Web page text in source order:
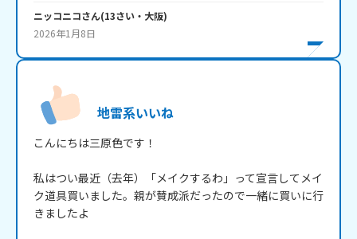
ニッコニコさん(13さい・ 大阪)
2026年1月8日
地雷系いいね
こんにちは三原色です！
私はつい最近（去年）「メイクするわ」って宣言してメイ
ク道具買いました。親が賛成派だったので一緒に買いに行
きましたよ